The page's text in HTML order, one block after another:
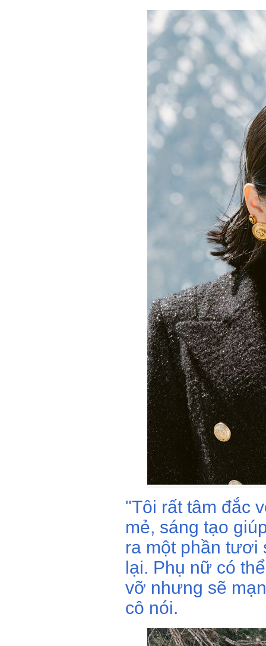
"Tôi rất tâm đắc
mẻ, sáng tạo
ra một phần tươi
lại. Phụ nữ có
vỡ nhưng sẽ
cô nói.